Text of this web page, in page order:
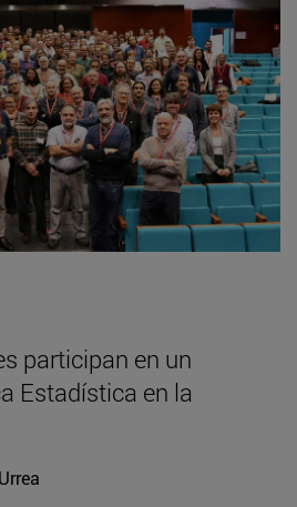
participan en un
Estadística en la